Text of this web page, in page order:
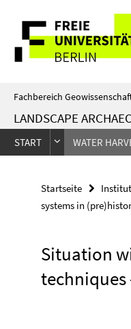
direkt
Inhalt
Service-
Navigation
Fachbereich
LANDSCAPE
START WATER
Startseite
systems in
Situation